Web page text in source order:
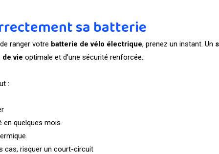
sa batterie
ranger votre batterie de vélo électrique, prenez un instant. Un
de vie optimale et d’une sécurité renforcée.
:
en quelques mois
cas, risquer un court-circuit